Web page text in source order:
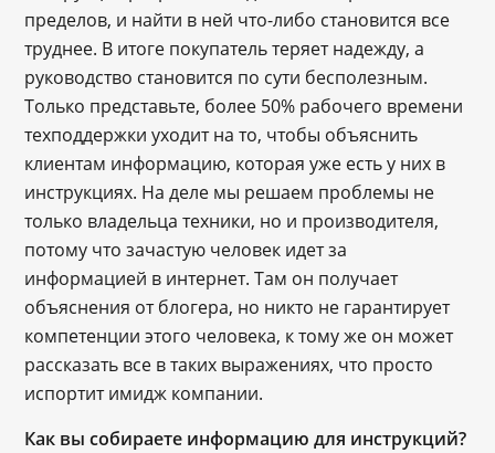
пределов, и найти в ней что-либо становится все
труднее. В итоге покупатель теряет надежду, а
руководство становится по сути бесполезным.
Только представьте, более 50% рабочего времени
техподдержки уходит на то, чтобы объяснить
клиентам информацию, которая уже есть у них в
инструкциях. На деле мы решаем проблемы не
только владельца техники, но и производителя,
потому что зачастую человек идет за
информацией в интернет. Там он получает
объяснения от блогера, но никто не гарантирует
компетенции этого человека, к тому же он может
рассказать все в таких выражениях, что просто
испортит имидж компании.
Как вы собираете информацию для инструкций?